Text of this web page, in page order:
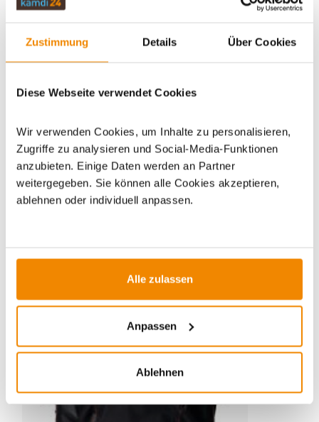
Zustimmung Details Über Cookies
Diese Webseite verwendet Cookies
Wir verwenden Cookies, um Inhalte zu personalisieren,
Zugriffe zu analysieren und Social-Media-Funktionen
anzubieten. Einige Daten werden an Partner
weitergegeben. Sie können alle Cookies akzeptieren,
ablehnen oder individuell anpassen.
Alle zulassen
Anpassen
Ablehnen
WICHTIGE INFOS
Artikeldatenblatt drucken Frage zum Artikel
Dieses Produkt finden Sie unter:Grills| Holzkohlegrills|
Holzkohle Grillwagen |BBQ Grills und Smoker|
Gartengrills|Smoker und Räucheröfen|BBQ Grills